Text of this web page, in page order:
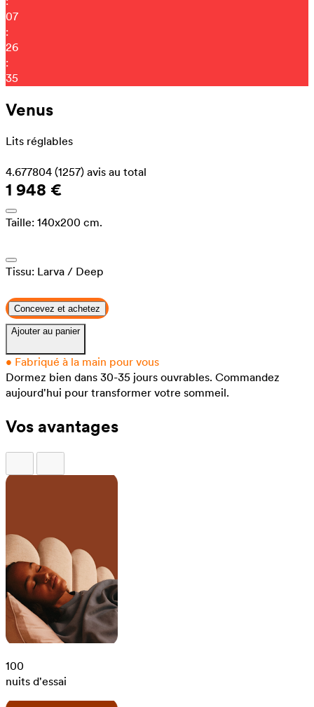
07
:
26
:
27
Venus
Lits réglables
4.677804 (1257) avis au total
1 948 €
Taille: 140x200 cm.
Tissu: Larva / Deep
Concevez et achetez
Ajouter au panier
• Fabriqué à la main pour vous
Dormez bien dans 30-35 jours ouvrables. Commandez
aujourd'hui pour transformer votre sommeil.
Vos avantages
100
nuits d'essai